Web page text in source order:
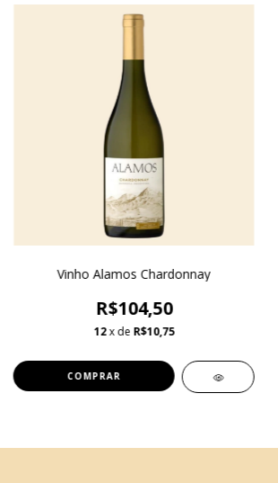
Vinho Alamos Chardonnay
R$104,50
12x de R$10,75